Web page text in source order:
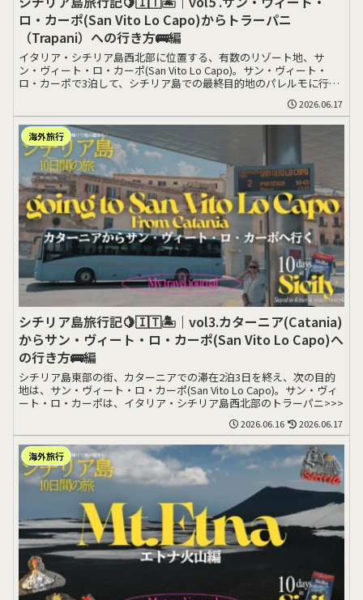
ロ・カーポ(San Vito Lo Capo)からトラーパニ
（Trapani）への行き方🚌編
イタリア・シチリア島西北部に位置する、有数のリゾート地、サ
ン・ヴィート・ロ・カーポ(San Vito Lo Capo)。サン・ヴィート・
ロ・カーポで3泊して、シチリア島での最終目的地のパレルモに行く
2026.06.17
海外旅行
シチリア島旅行記🍋🇮🇹🏝️｜vol3.カターニア(Catania)
からサン・ヴィート・ロ・カーポ(San Vito Lo Capo)へ
の行き方🚌編
シチリア島東部の街、カターニアでの滞在2泊3日を終え、次の目的
地は、サン・ヴィート・ロ・カーポ(San Vito Lo Capo)。サン・ヴィ
ート・ロ・カーポは、イタリア・シチリア島西北部のトラーパニ>>>
2026.06.16 2026.06.17
海外旅行